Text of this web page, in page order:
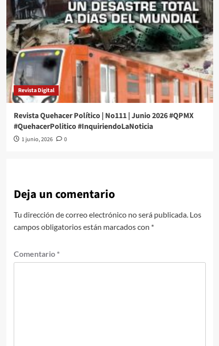
Revista Digital
Revista Quehacer Político | No111 | Junio 2026 #QPMX
#QuehacerPolitico #InquiriendoLaNoticia
1 junio, 2026 0
Deja un comentario
Tu dirección de correo electrónico no será publicada. Los
campos obligatorios están marcados con *
Comentario *